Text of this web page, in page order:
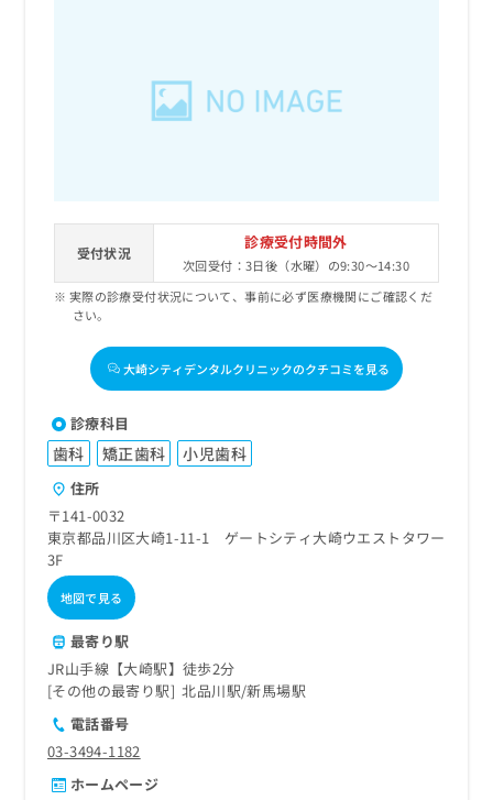
受付状況
診療受付時間外
次回受付：3日後（水曜）の9:30～14:30
実際の診療受付状況について、事前に必ず医療機関にご確認くだ
さい。
大崎シティデンタルクリニックのクチコミを見る
診療科目
歯科 矯正歯科 小児歯科
住所
〒141-0032
東京都品川区大崎1-11-1 ゲートシティ大崎ウエストタワー
3F
地図で見る
最寄り駅
JR山手線【大崎駅】徒歩2分
その他の最寄り駅
北品川駅 新馬場駅
電話番号
03-3494-1182
ホームページ